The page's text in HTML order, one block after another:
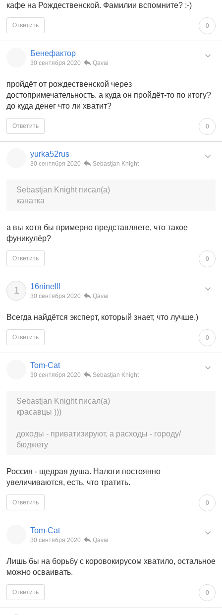
кафе на Рождественской. Фамилии вспомните? :-)
0
Ответить
Бенефактор
30 сентября 2020 Qavai
пройдёт от рождественской через
достопримечательность. а куда он пройдёт-то по итогу?
до куда денег что ли хватит?
0
Ответить
yurka52rus
30 сентября 2020 Sebastjan Knight
Sebastjan Knight писал(а)
канатка
а вы хотя бы примерно представляете, что такое
фуникулёр?
0
Ответить
1 16ninelll
30 сентября 2020 Qavai
Всегда найдётся эксперт, который знает, что лучше.)
0
Ответить
Tom-Cat
30 сентября 2020 Sebastjan Knight
Sebastjan Knight писал(а)
красавцы )))
доходы - приватизируют, а расходы - городу/
бюджету
Россия - щедрая душа. Налоги постоянно
увеличиваются, есть, что тратить.
0
Ответить
Tom-Cat
30 сентября 2020 Qavai
Лишь бы на борьбу с коровокирусом хватило, остальное
можно осваивать.
0
Ответить